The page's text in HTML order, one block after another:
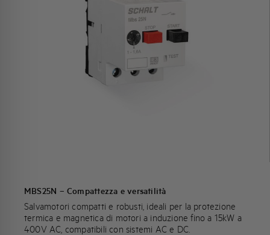
MBS25N – Compattezza e versatilità
Salvamotori compatti e robusti, ideali per la protezione
termica e magnetica di motori a induzione fino a 15kW a
400V AC, compatibili con sistemi AC e DC.